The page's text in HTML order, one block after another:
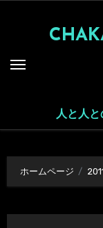
人と人と
ホームページ